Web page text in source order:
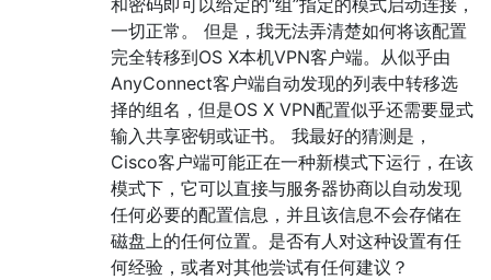
一切正常。 但是，我无法弄清楚如何将该配置
完全转移到OS X本机VPN客户端。从似乎由
AnyConnect客户端自动发现的列表中转移选
择的组名，但是OS X VPN配置似乎还需要显式
输入共享密钥或证书。 我最好的猜测是，
Cisco客户端可能正在一种新模式下运行，在该
模式下，它可以直接与服务器协商以自动发现
任何必要的配置信息，并且该信息不会存储在
磁盘上的任何位置。是否有人对这种设置有任
何经验，或者对其他尝试有任何建议？